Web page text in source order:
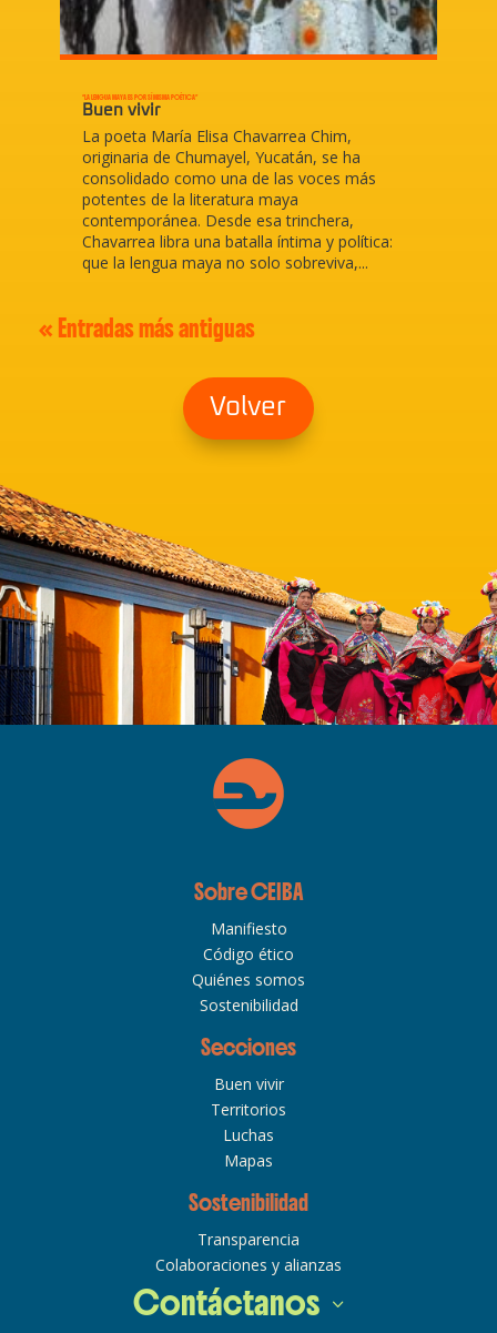
“LA LENGUA MAYA ES POR SÍ MISMA POÉTICA”
Buen vivir
La poeta María Elisa Chavarrea Chim,
originaria de Chumayel, Yucatán, se ha
consolidado como una de las voces más
potentes de la literatura maya
contemporánea. Desde esa trinchera,
Chavarrea libra una batalla íntima y política:
que la lengua maya no solo sobreviva,...
« Entradas más antiguas
Volver
Sobre CEIBA
Manifiesto
Código ético
Quiénes somos
Sostenibilidad
Secciones
Buen vivir
Territorios
Luchas
Mapas
Sostenibilidad
Transparencia
Colaboraciones y alianzas
Contáctanos